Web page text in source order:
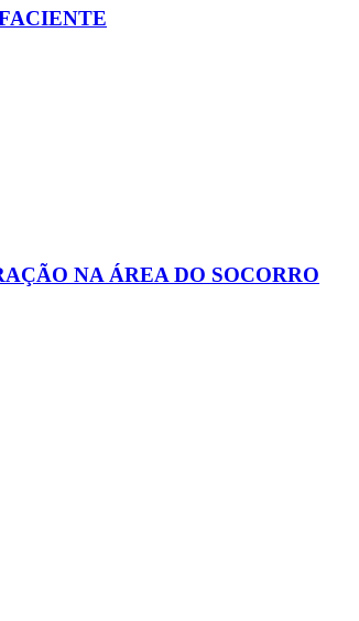
NA ÁREA DO SOCORRO